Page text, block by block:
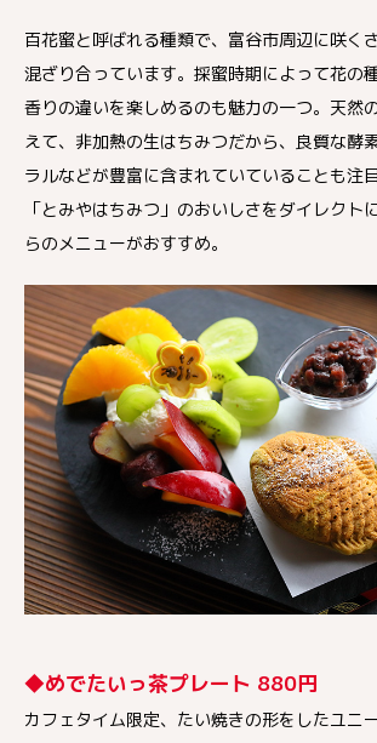
百花蜜と呼ばれる種類で、富谷市周辺に咲く
混ざり合っています。採蜜時期によって花の
香りの違いを楽しめるのも魅力の一つ。天然
えて、非加熱の生はちみつだから、良質な酵
ラルなどが豊富に含まれていていることも注
「とみやはちみつ」のおいしさをダイレクト
らのメニューがおすすめ。
◆めでたいっ茶プレート 880円
カフェタイム限定、たい焼きの形をしたユニ